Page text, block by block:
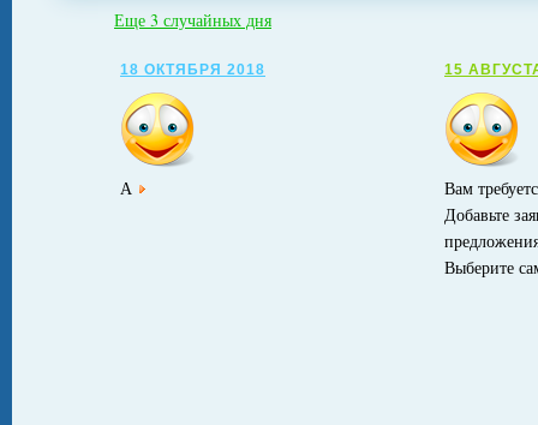
Еще 3 случайных дня
18 ОКТЯБРЯ 2018
А
15
Вам
Добавьте
Выберите